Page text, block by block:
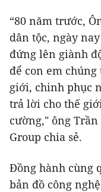
“80 năm trước,
dân tộc, ngày
đứng lên giành
để con em
giới, chinh phục
trả lời cho thế
cường," ông Trần
Group chia sẻ.
Đồng hành cùng
bản đồ công